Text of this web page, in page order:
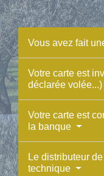
Vous avez fait
Votre carte est
déclarée volée...)
Votre carte est
la banque
Le distributeur
technique